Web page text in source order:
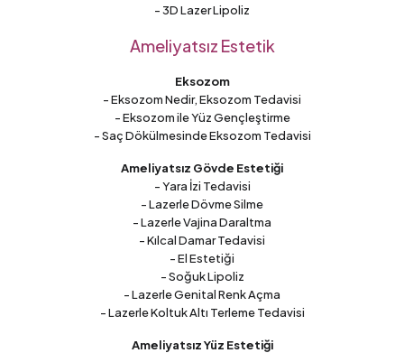
- 3D Lazer Lipoliz
Ameliyatsız Estetik
Eksozom
- Eksozom Nedir, Eksozom Tedavisi
- Eksozom ile Yüz Gençleştirme
- Saç Dökülmesinde Eksozom Tedavisi
Ameliyatsız Gövde Estetiği
- Yara İzi Tedavisi
- Lazerle Dövme Silme
- Lazerle Vajina Daraltma
- Kılcal Damar Tedavisi
- El Estetiği
- Soğuk Lipoliz
- Lazerle Genital Renk Açma
- Lazerle Koltuk Altı Terleme Tedavisi
Ameliyatsız Yüz Estetiği